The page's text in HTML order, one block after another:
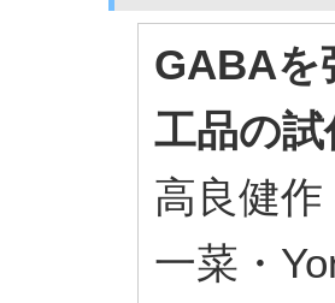
GABAを
工品の試
高良健
一菜・